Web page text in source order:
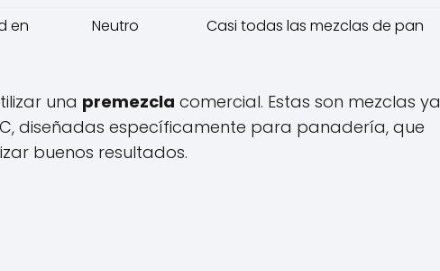
en
Neutro Casi todas las mezclas de pan
una premezcla comercial. Estas son mezclas ya
diseñadas específicamente para panadería, que
buenos resultados.